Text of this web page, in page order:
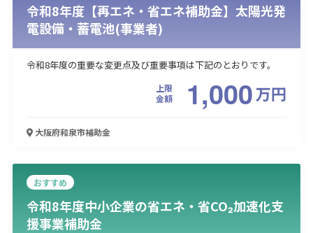
令和8年度【再エネ・省エネ補助金】太陽光発
電設備・蓄電池(事業者)
令和8年度の重要な変更点及び重要事項は下記のとおりです。
上限
金額
1,000万円
大阪府和泉市補助金
おすすめ
令和8年度中小企業の省エネ・省CO₂加速化支
援事業補助金